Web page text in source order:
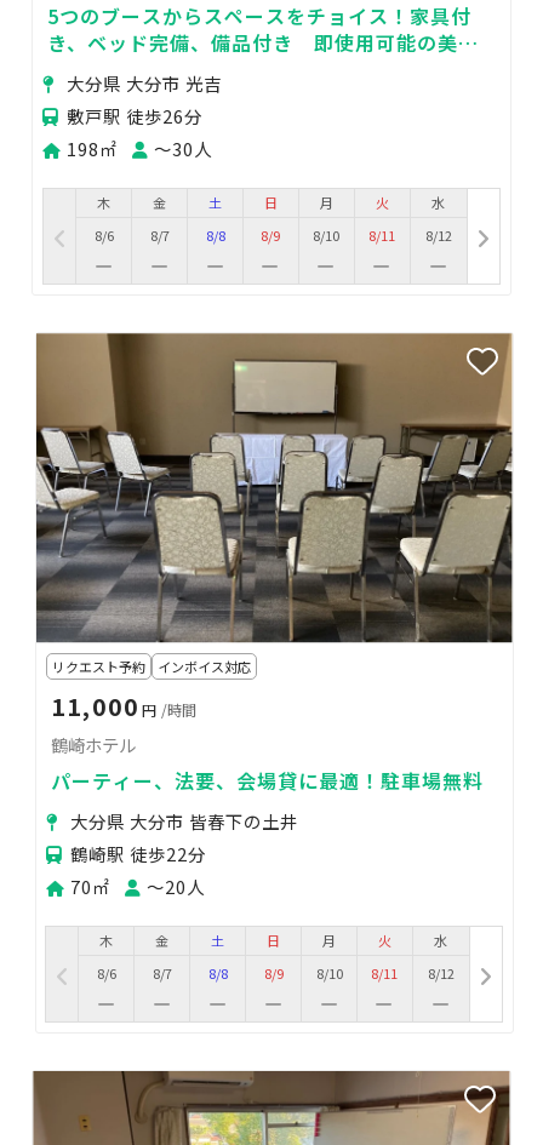
5つのブースからスペースをチョイス！家具付
き、ベッド完備、備品付き 即使用可能の美容
シェアサロン
大分県 大分市 光吉
敷戸駅 徒歩26分
198㎡
〜30人
木
8/6
金
8/7
土
8/8
日
8/9
月
8/10
火
8/11
水
8/12
リクエスト予約 インボイス対応
11,000 円 /時間
鶴崎ホテル
パーティー、法要、会場貸に最適！駐車場無料
大分県 大分市 皆春下の土井
鶴崎駅 徒歩22分
70㎡
〜20人
木
8/6
金
8/7
土
8/8
日
8/9
月
8/10
火
8/11
水
8/12